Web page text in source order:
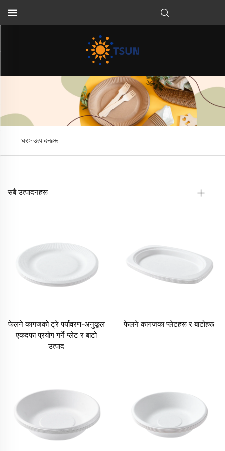
घर>उत्पादनहरू
सबै उत्पादनहरू
फेलने कागजको ट्रे पर्यावरण-अनुकूल
एकदफा प्रयोग गर्ने प्लेट र बाटो
उत्पाद
फेलने कागजका प्लेटहरू र बाटोहरू